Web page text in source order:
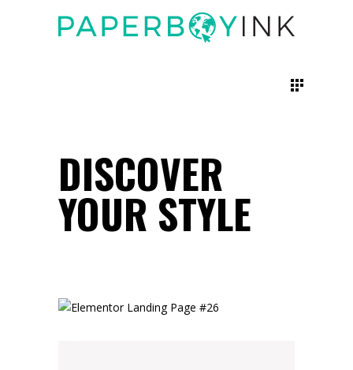
DISCOVER
YOUR STYLE